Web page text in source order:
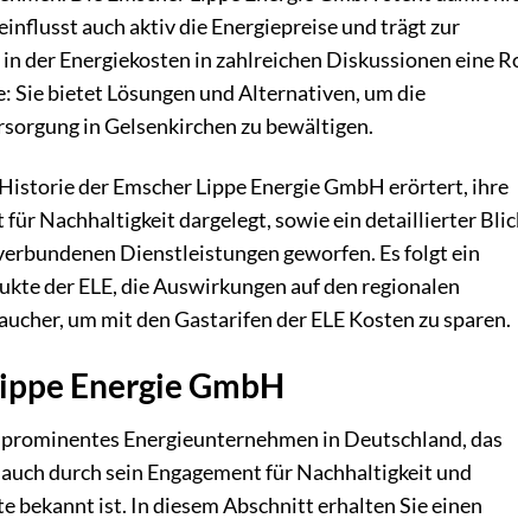
auch aktiv die Energiepreise und trägt zur
der Energiekosten in zahlreichen Diskussionen eine
Sie bietet Lösungen und Alternativen, um die
in Gelsenkirchen zu bewältigen.
der Emscher Lippe Energie GmbH erörtert, ihre
für Nachhaltigkeit dargelegt, sowie ein detaillierter
Dienstleistungen geworfen. Es folgt ein
der ELE, die Auswirkungen auf den regionalen
um mit den Gastarifen der ELE Kosten zu sparen.
Energie GmbH
Energieunternehmen in Deutschland, das
durch sein Engagement für Nachhaltigkeit und
ist. In diesem Abschnitt erhalten Sie einen